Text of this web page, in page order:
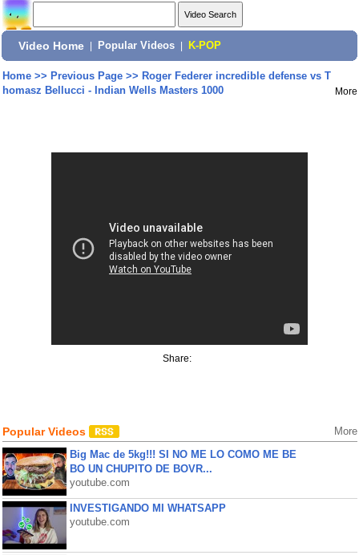
Video Home Popular Videos K-POP
Home>> Previous Page>> Roger Federer incredible defense vs T
homasz Bellucci - Indian Wells Masters 1000
More
Share:
Popular Videos More
Big Mac de 5kg!!! SI NO ME LO COMO ME BE
BO UN CHUPITO DE BOVR...
youtube.com
INVESTIGANDO MI WHATSAPP
youtube.com